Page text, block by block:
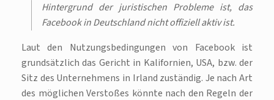
Hintergrund der juristischen Probleme ist, das
Facebook in Deutschland nicht offiziell aktiv ist.
Laut den Nutzungsbedingungen von Facebook ist
grundsätzlich das Gericht in Kalifornien, USA, bzw. der
Sitz des Unternehmens in Irland zuständig. Je nach Art
des möglichen Verstoßes könnte nach den Regeln der